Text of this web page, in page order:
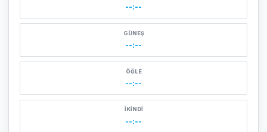
--:--
GÜNEŞ
--:--
ÖĞLE
--:--
İKINDI
--:--